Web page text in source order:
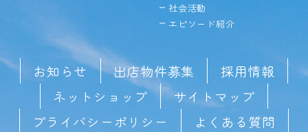
社会活動
エピソード紹介
お知らせ 出店物件募集
採用情報
ネットショップ
サイトマップ
プライバシーポリシー
よくある質問